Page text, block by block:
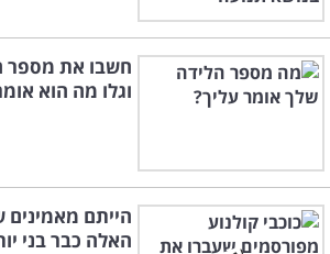
חשבו את מספר
וגלו מה הוא
הייתם מאמינים
האלה כבר בני